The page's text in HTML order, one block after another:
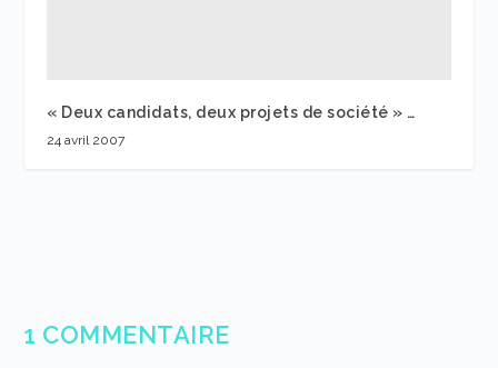
« Deux candidats, deux projets de société » …
24 avril 2007
1 COMMENTAIRE